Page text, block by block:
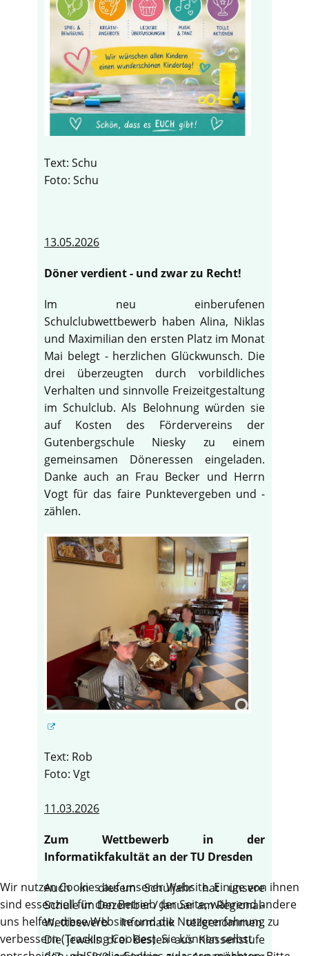
Text: Schu
Foto: Schu
13.05.2026
Döner verdient - und zwar zu Recht!
Im neu einberufenen
Schulclubwettbewerb haben Alina, Niklas
und Maximilian den ersten Platz im Monat
Mai belegt - herzlichen Glückwunsch. Die
drei überzeugten durch vorbildliches
Verhalten und sinnvolle Freizeitgestaltung
im Schulclub. Als Belohnung würden sie
auf Kosten des Fördervereins der
Gutenbergschule Niesky zu einem
gemeinsamen Döneressen eingeladen.
Danke auch an Frau Becker und Herrn
Vogt für das faire Punktevergeben und -
zählen.
Text: Rob
Foto: Vgt
11.03.2026
Zum Wettbewerb in der
Informatikfakultät an der TU Dresden
Auch in diesem Schuljahr hat unsere
Schule im Dezember / Januar am Regional-
Wettbewerb Informatik teilgenommen.
Die jeweils drei Besten aus Klassenstufe
Wir nutzen Cookies auf unserer Website. Einige von ihnen
sind essenziell für den Betrieb der Seite, während andere
uns helfen, diese Website und die Nutzererfahrung zu
verbessern (Tracking Cookies). Sie können selbst